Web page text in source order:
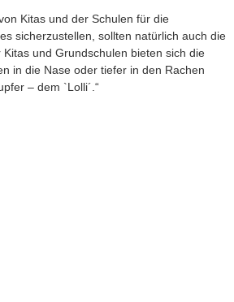
Kitas und der Schulen für die
sicherzustellen, sollten natürlich auch die
und Grundschulen bieten sich die
in die Nase oder tiefer in den Rachen
– dem `Lolli´.“